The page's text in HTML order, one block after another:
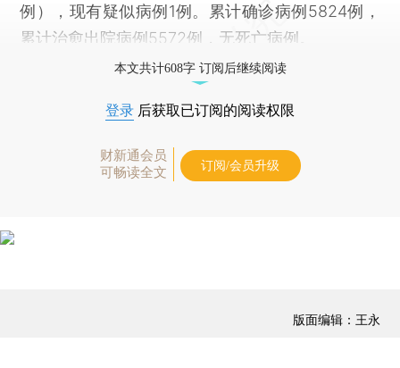
例），现有疑似病例1例。累计确诊病例5824例，
累计治愈出院病例5572例，无死亡病例。
本文共计608字 订阅后继续阅读
登录 后获取已订阅的阅读权限
财新通会员
可畅读全文
订阅/会员升级
版面编辑：王永